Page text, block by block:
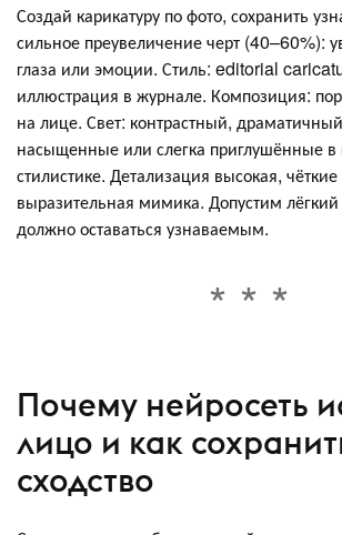
Создай карикатуру по фото, сохранить
сильное преувеличение черт (40–60%):
глаза или эмоции. Стиль: editorial
иллюстрация в журнале. Композиция:
на лице. Свет: контрастный,
насыщенные или слегка приглушённые в
стилистике. Детализация высокая,
выразительная мимика. Допустим лёгкий
должно оставаться узнаваемым.
Почему нейросеть
лицо и как
сходство